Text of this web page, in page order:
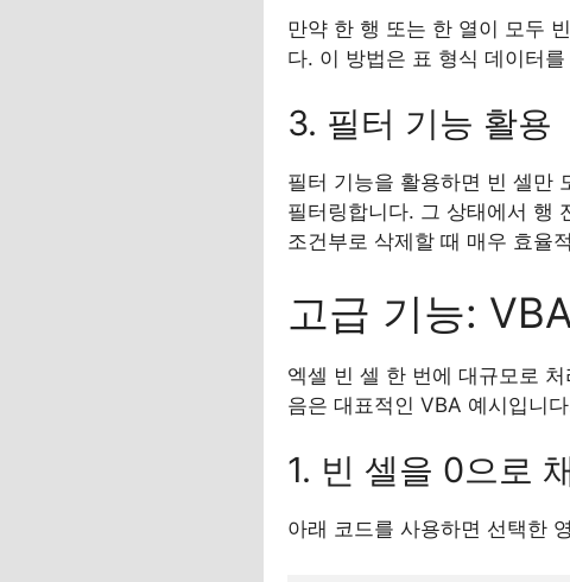
만약 한 행 또는 한 열이 모두
다. 이 방법은 표 형식 데이터
3. 필터 기능 활용
필터 기능을 활용하면 빈 셀만
필터링합니다. 그 상태에서 행
조건부로 삭제할 때 매우 효율
고급 기능:
엑셀 빈 셀 한 번에 대규모로
음은 대표적인 VBA 예시입니
1. 빈 셀을 0으로
아래 코드를 사용하면 선택한